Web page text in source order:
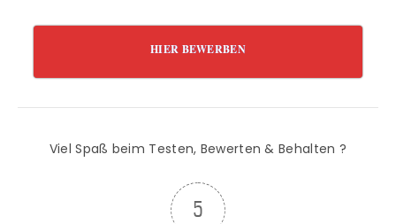
HIER BEWERBEN
Viel Spaß beim Testen, Bewerten & Behalten ?
5